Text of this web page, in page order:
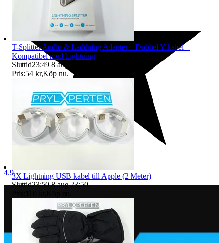
4.9
T-Splitter Audio & Laddning Adapter – Dubbel Y-kabel –
Kompatibel med Lightning
Sluttid23:49 8 aug 23:49
Pris:54 kr,Köp nu.
3X Lightning USB kabel till Apple (2 Meter)
Sluttid23:50 8 aug 23:50.